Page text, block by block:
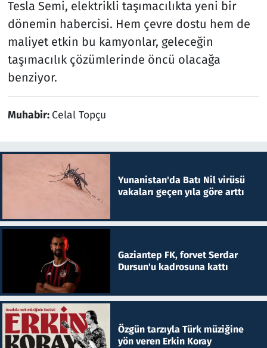
Tesla Semi, elektrikli taşımacılıkta yeni bir
dönemin habercisi. Hem çevre dostu hem de
maliyet etkin bu kamyonlar, geleceğin
taşımacılık çözümlerinde öncü olacağa
benziyor.
Muhabir: Celal Topçu
Yunanistan'da Batı Nil virüsü
vakaları geçen yıla göre arttı
Gaziantep FK, forvet Serdar
Dursun'u kadrosuna kattı
Özgün tarzıyla Türk müziğine
yön veren Erkin Koray